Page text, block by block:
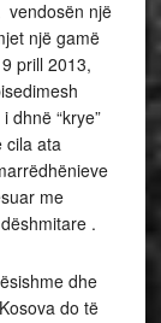
vendosën një
një gamë
prill 2013,
dhnë “krye”
cila ata
me
.
dhe
do të